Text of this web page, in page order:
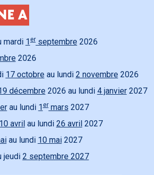
A
mardi 1 erseptembre 2026
2026
17 octobre au lundi 2 novembre 2026
décembre 2026 au lundi 4 janvier2027
au lundi 1ermars 2027
10 avril au lundi 26 avril 2027
au lundi 10 mai2027
jeudi 2 septembre 2027